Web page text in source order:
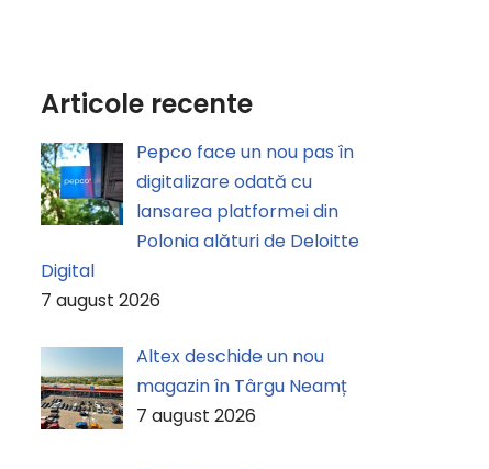
Articole recente
Pepco face un nou pas în
digitalizare odată cu
lansarea platformei din
Polonia alături de Deloitte
Digital
7 august 2026
Altex deschide un nou
magazin în Târgu Neamț
7 august 2026